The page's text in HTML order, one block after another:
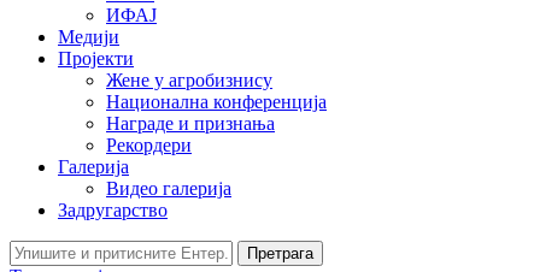
ИФАЈ
Медији
Пројекти
Жене у агробизнису
Национална конференција
Награде и признања
Рекордери
Галерија
Видео галерија
Задругарство
Претрага